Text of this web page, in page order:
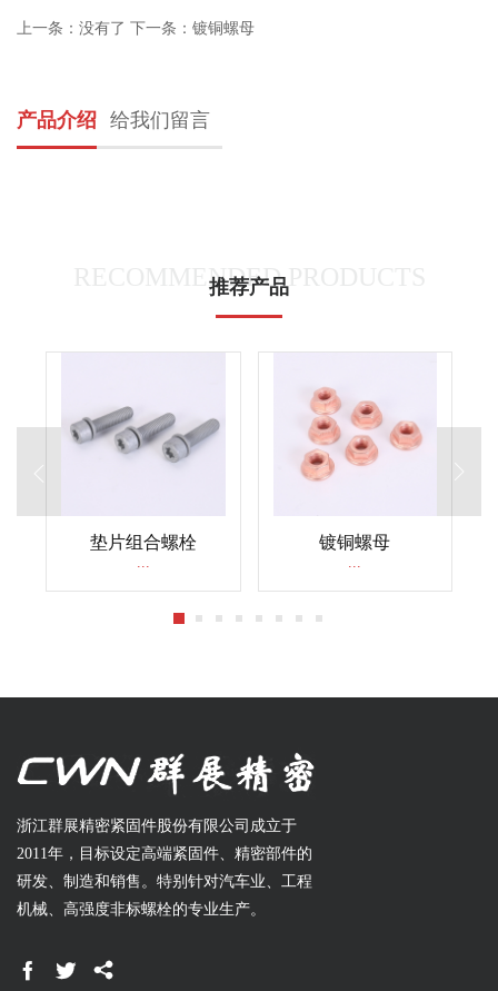
上一条：没有了 下一条：镀铜螺母
产品介绍 给我们留言
RECOMMENDED PRODUCTS
推荐产品
垫片组合螺栓
...
镀铜螺母
...
浙江群展精密紧固件股份有限公司成立于
2011年，目标设定高端紧固件、精密部件的
研发、制造和销售。特别针对汽车业、工程
机械、高强度非标螺栓的专业生产。
  